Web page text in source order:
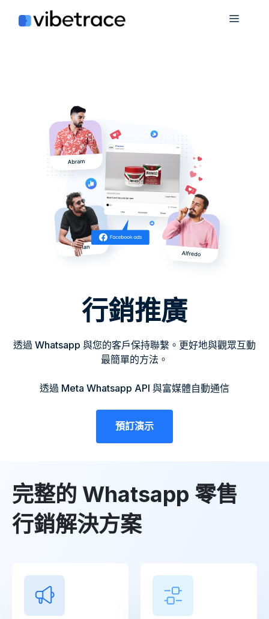
菜
行銷推廣
透過 Whatsapp 與您的客戶保持聯繫。更好地與觀眾互動
最簡單的方法。
透過 Meta Whatsapp API 與富媒體自動通信
預訂演示
完整的 Whatsapp 零售
行銷解決方案